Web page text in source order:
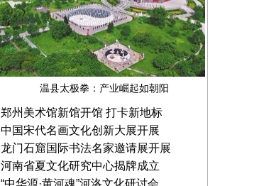
温县太极拳：产业崛起如朝阳
郑州美术馆新馆开馆 打卡新地标
中国宋代名画文化创新大展开展
龙门石窟国际书法名家邀请展开展
河南省夏文化研究中心揭牌成立
“中华源·黄河魂”河洛文化研讨会